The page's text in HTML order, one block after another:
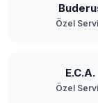
Özel
E.C.A.
Özel